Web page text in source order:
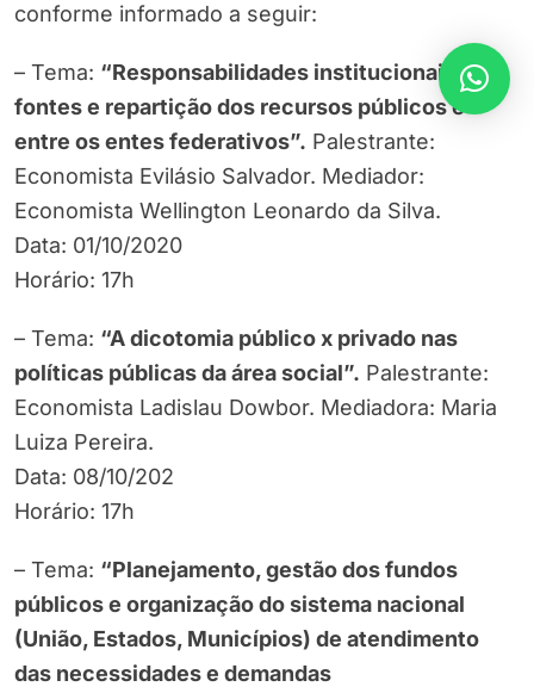
conforme informado a seguir:
– Tema: “Responsabilidades institucionais,
fontes e repartição dos recursos públicos e
entre os entes federativos”. Palestrante:
Economista Evilásio Salvador. Mediador:
Economista Wellington Leonardo da Silva.
Data: 01/10/2020
Horário: 17h
– Tema: “A dicotomia público x privado nas
políticas públicas da área social”. Palestrante:
Economista Ladislau Dowbor. Mediadora: Maria
Luiza Pereira.
Data: 08/10/202
Horário: 17h
– Tema: “Planejamento, gestão dos fundos
públicos e organização do sistema nacional
(União, Estados, Municípios) de atendimento
das necessidades e demandas